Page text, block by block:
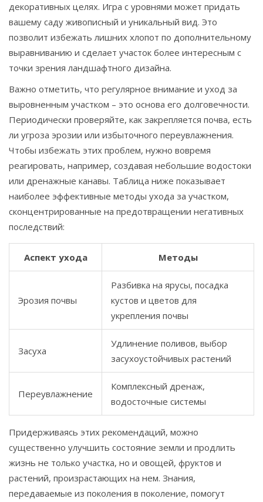
декоративных целях. Игра с уровнями может придать
вашему саду живописный и уникальный вид. Это
позволит избежать лишних хлопот по дополнительному
выравниванию и сделает участок более интересным с
точки зрения ландшафтного дизайна.
Важно отметить, что регулярное внимание и уход за
выровненным участком – это основа его долговечности.
Периодически проверяйте, как закрепляется почва, есть
ли угроза эрозии или избыточного переувлажнения.
Чтобы избежать этих проблем, нужно вовремя
реагировать, например, создавая небольшие водостоки
или дренажные канавы. Таблица ниже показывает
наиболее эффективные методы ухода за участком,
сконцентрированные на предотвращении негативных
последствий:
Аспект ухода Методы
Эрозия почвы
Разбивка на ярусы, посадка
кустов и цветов для
укрепления почвы
Засуха
Удлинение поливов, выбор
засухоустойчивых растений
Переувлажнение
Комплексный дренаж,
водосточные системы
Придерживаясь этих рекомендаций, можно
существенно улучшить состояние земли и продлить
жизнь не только участка, но и овощей, фруктов и
растений, произрастающих на нем. Знания,
передаваемые из поколения в поколение, помогут